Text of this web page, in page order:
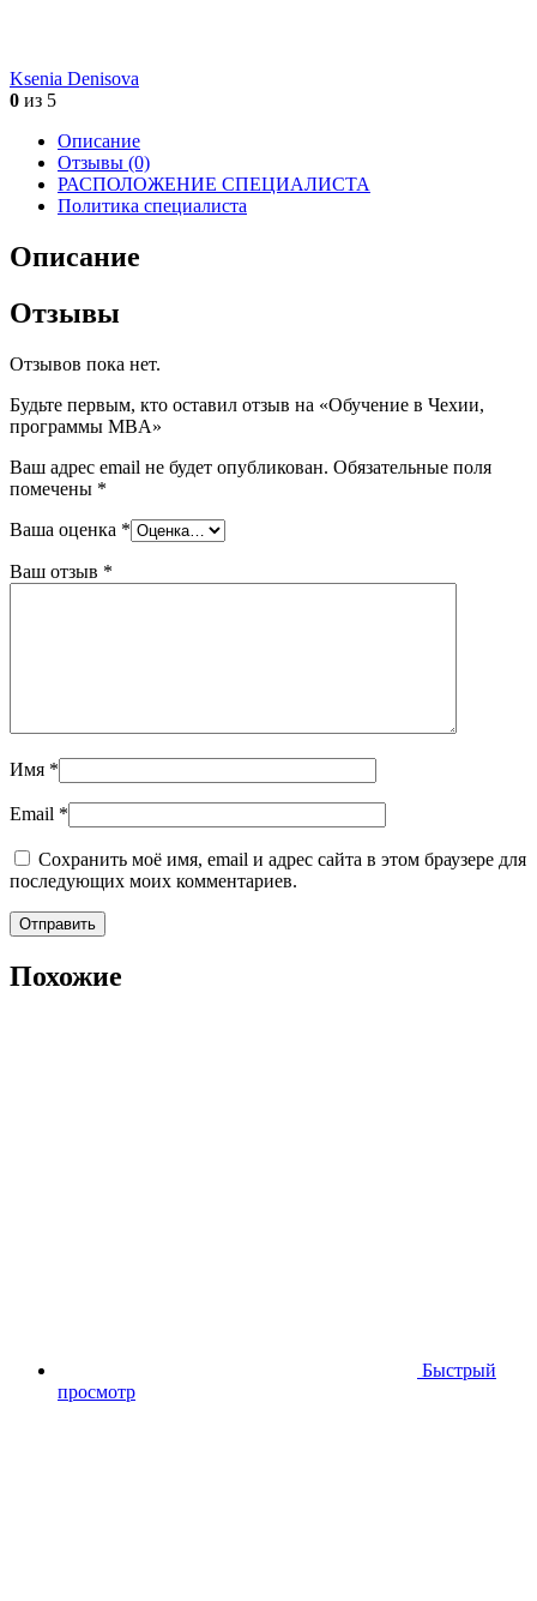
Ksenia Denisova
0 из 5
Описание
Отзывы (0)
РАСПОЛОЖЕНИЕ СПЕЦИАЛИСТА
Политика специалиста
Описание
Отзывы
Отзывов пока нет.
Будьте первым, кто оставил отзыв на «Обучение в Чехии,
программы MBA»
Ваш адрес email не будет опубликован. Обязательные поля
помечены *
Ваша оценка *
Ваш отзыв *
Имя *
Email *
Сохранить моё имя, email и адрес сайта в этом браузере для
последующих моих комментариев.
Похожие
Быстрый
просмотр